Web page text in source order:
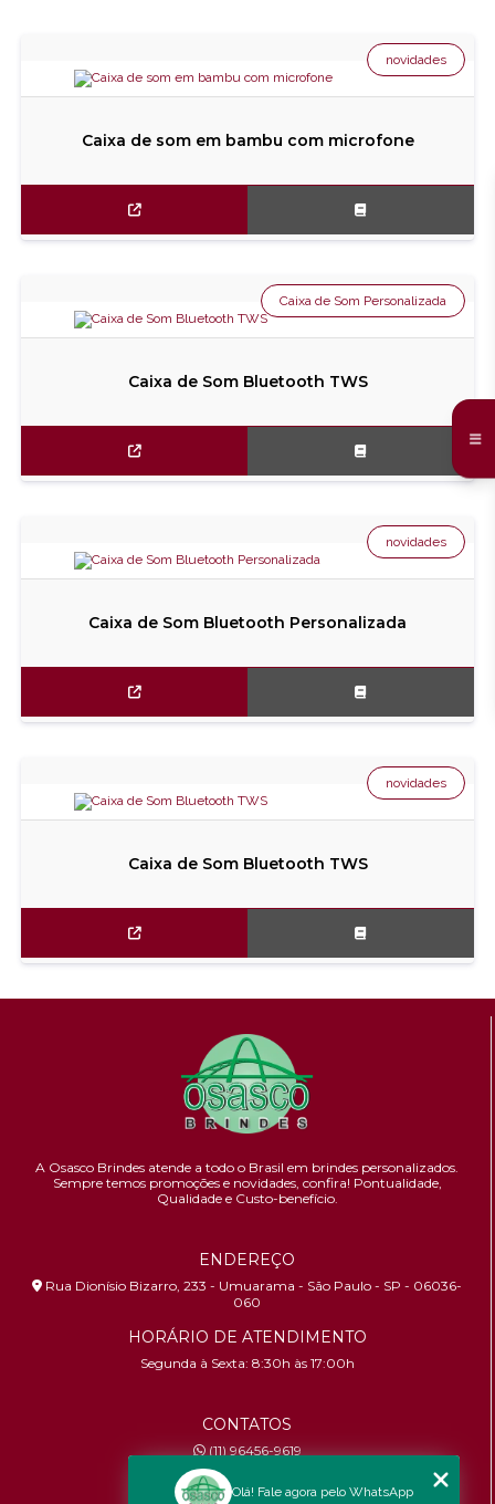
Caixa de som em bambu com microfone
novidades
Caixa de Som Bluetooth TWS
Caixa de Som Personalizada
Caixa de Som Bluetooth Personalizada
novidades
Caixa de Som Bluetooth TWS
novidades
A Osasco Brindes atende a todo o Brasil em brindes personalizados.
Sempre temos promoções e novidades, confira! Pontualidade,
Qualidade e Custo-benefício.
ENDEREÇO
Rua Dionísio Bizarro, 233 - Umuarama - São Paulo - SP - 06036-
060
HORÁRIO DE ATENDIMENTO
Segunda à Sexta: 8:30h às 17:00h
CONTATOS
(11) 96456-9619
contato@osascobrindes.com.br
CNPJ:26.434.153/0001-30
Olá! Fale agora pelo WhatsApp